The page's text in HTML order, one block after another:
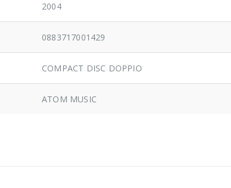
2004
0883717001429
COMPACT DISC DOPPIO
ATOM MUSIC